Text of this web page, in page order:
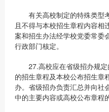
有关高校制定的特殊类型
且不得与本校招生章程内容相
案和招生办法经学校党委常委
行政部门核定。
27.高校应在省级招办规定
的招生章程及本校公布招生章
办。省级招办负责汇总并向社
中的主要内容或高校公布章程